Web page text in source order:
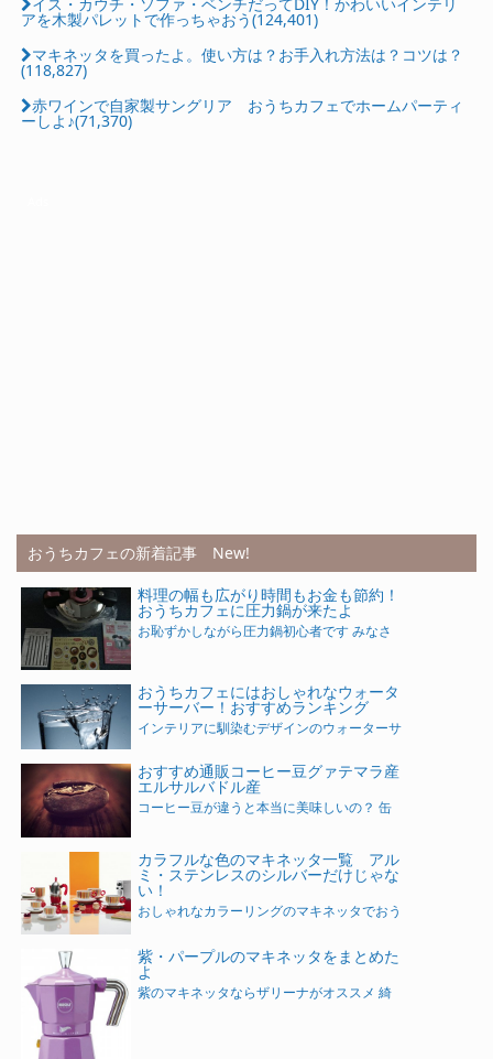
アを木製パレットで作っちゃおう(124,401)
マキネッタを買ったよ。使い方は？お手入れ方法は？コツは？
(118,827)
赤ワインで自家製サングリア おうちカフェでホームパーティ
ーしよ♪(71,370)
おうちカフェの新着記事 New!
料理の幅も広がり時間もお金も節約！
おうちカフェに圧力鍋が来たよ
お恥ずかしながら圧力鍋初心者です みなさ
おうちカフェにはおしゃれなウォータ
ーサーバー！おすすめランキング
インテリアに馴染むデザインのウォーターサ
おすすめ通販コーヒー豆グァテマラ産
エルサルバドル産
コーヒー豆が違うと本当に美味しいの？ 缶
カラフルな色のマキネッタ一覧 アル
ミ・ステンレスのシルバーだけじゃな
い！
おしゃれなカラーリングのマキネッタでおう
紫・パープルのマキネッタをまとめた
よ
紫のマキネッタならザリーナがオススメ 綺